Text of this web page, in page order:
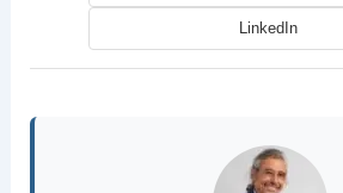
LinkedIn